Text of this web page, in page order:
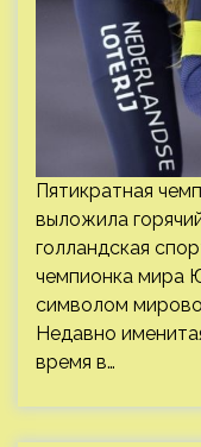
Пятикратная
выложила
голландская
чемпионка мира
символом
Недавно
время в…